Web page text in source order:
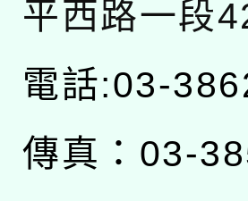
平西路一段
電話:03-
傳真：03-